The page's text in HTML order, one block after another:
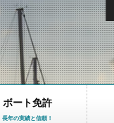
ボート免許
長年の実績と信頼！